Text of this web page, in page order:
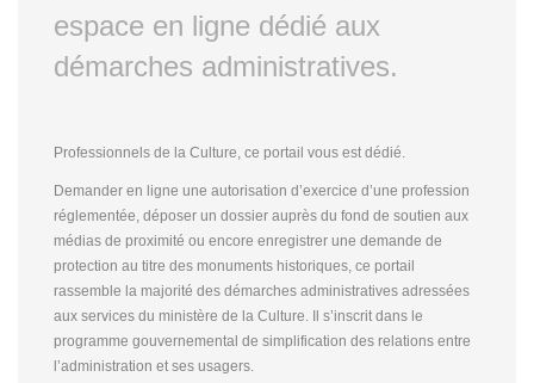
espace en ligne dédié aux
démarches administratives.
Professionnels de la Culture, ce portail vous est dédié.
Demander en ligne une autorisation d’exercice d’une profession
réglementée, déposer un dossier auprès du fond de soutien aux
médias de proximité ou encore enregistrer une demande de
protection au titre des monuments historiques, ce portail
rassemble la majorité des démarches administratives adressées
aux services du ministère de la Culture. Il s’inscrit dans le
programme gouvernemental de simplification des relations entre
l’administration et ses usagers.